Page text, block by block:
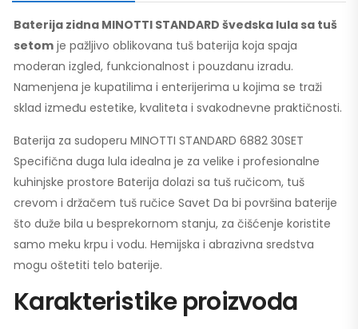
Baterija zidna MINOTTI STANDARD švedska lula sa tuš
setom je pažljivo oblikovana tuš baterija koja spaja
moderan izgled, funkcionalnost i pouzdanu izradu.
Namenjena je kupatilima i enterijerima u kojima se traži
sklad između estetike, kvaliteta i svakodnevne praktičnosti.
Baterija za sudoperu MINOTTI STANDARD 6882 30SET
Specifična duga lula idealna je za velike i profesionalne
kuhinjske prostore Baterija dolazi sa tuš ručicom, tuš
crevom i držačem tuš ručice Savet Da bi površina baterije
što duže bila u besprekornom stanju, za čišćenje koristite
samo meku krpu i vodu. Hemijska i abrazivna sredstva
mogu oštetiti telo baterije.
Karakteristike proizvoda